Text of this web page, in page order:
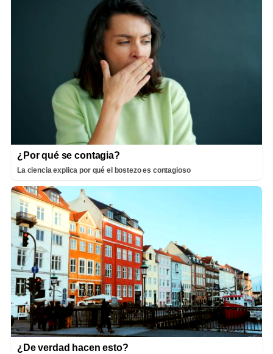
¿Por qué se contagia?
La ciencia explica por qué el bostezo es contagioso
¿De verdad hacen esto?